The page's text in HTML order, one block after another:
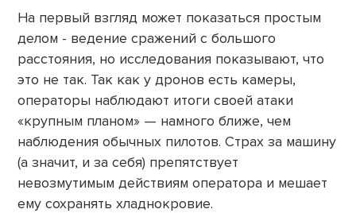
На первый взгляд может показаться простым
делом - ведение сражений с большого
расстояния, но исследования показывают, что
это не так. Так как у дронов есть камеры,
операторы наблюдают итоги своей атаки
«крупным планом» — намного ближе, чем
наблюдения обычных пилотов. Страх за машину
(а значит, и за себя) препятствует
невозмутимым действиям оператора и мешает
ему сохранять хладнокровие.